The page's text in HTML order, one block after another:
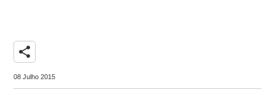
share
08 Julho 2015